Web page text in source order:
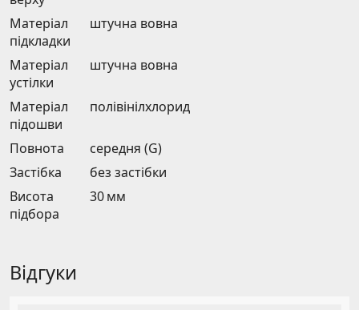
Матеріал
підкладки
штучна вовна
Матеріал
устілки
штучна вовна
Матеріал
підошви
полівінілхлорид
Повнота
середня (G)
Застібка
без застібки
Висота
підбора
30 мм
Відгуки